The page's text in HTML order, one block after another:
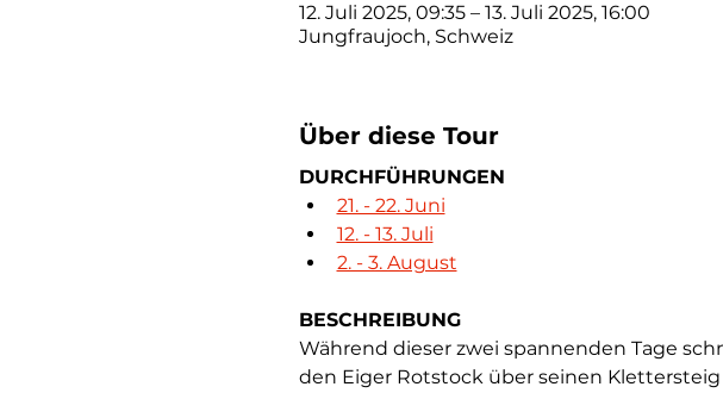
12. Juli 2025, 09:35 – 13. Juli 2025, 16:00
Jungfraujoch, Schweiz
Über diese Tour
DURCHFÜHRUNGEN
21. - 22. Juni
12. - 13. Juli
2. - 3. August
BESCHREIBUNG
Während dieser zwei spannenden Tage
den Eiger Rotstock über seinen